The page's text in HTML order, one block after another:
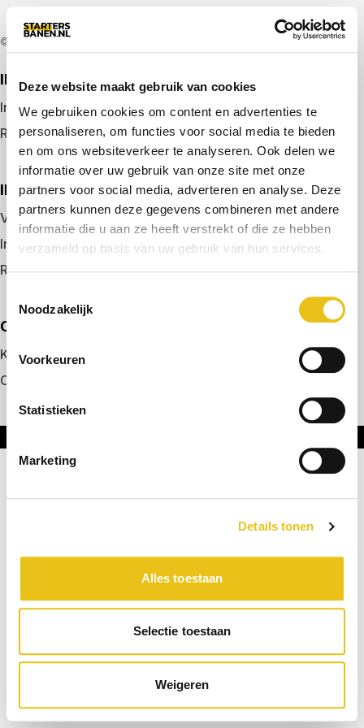
Deze website maakt gebruik van cookies
We gebruiken cookies om content en advertenties te
personaliseren, om functies voor social media te bieden
en om ons websiteverkeer te analyseren. Ook delen we
informatie over uw gebruik van onze site met onze
partners voor social media, adverteren en analyse. Deze
partners kunnen deze gegevens combineren met andere
informatie die u aan ze heeft verstrekt of die ze hebben
verzameld op basis van uw gebruik van hun services.
Noodzakelijk
Voorkeuren
Statistieken
Marketing
Details tonen
Alles toestaan
Selectie toestaan
Weigeren
© 2026 door startersbanen.nl
IK ZOEK EEN BAAN
Inloggen
Registreren
IK BEN WERKGEVER
Vacature plaatsen
Inloggen
Registreren
OVER ONS
Kennismaken met MELON
Contact